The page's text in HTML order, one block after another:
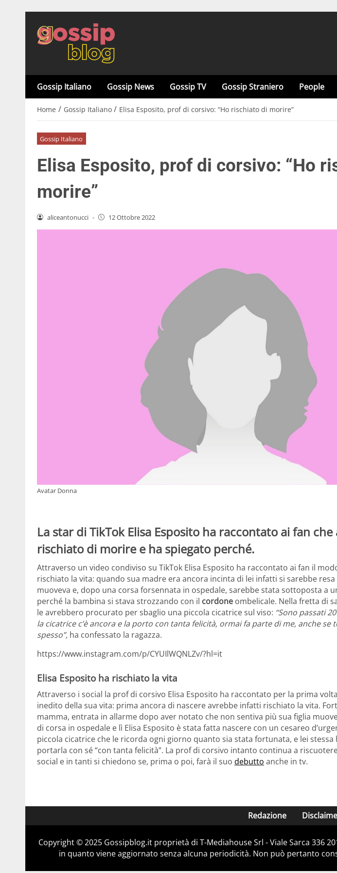
Gossip Italiano Gossip News Gossip TV Gossip Straniero People
Home / Gossip Italiano / Elisa Esposito, prof di corsivo: “Ho rischiato di morire”
Gossip Italiano
Elisa Esposito, prof di corsivo: “Ho
morire”
aliceantonucci - 12 Ottobre 2022
Avatar Donna
La star di TikTok Elisa Esposito ha raccontato ai fan
rischiato di morire e ha spiegato perché.
Attraverso un video condiviso su TikTok Elisa Esposito ha raccontato ai fan il
rischiato la vita: quando sua madre era ancora incinta di lei infatti si sarebbe
muoveva e, dopo una corsa forsennata in ospedale, sarebbe stata sottoposta a
perché la bambina si stava strozzando con il cordone ombelicale. Nella fretta di
le avrebbero procurato per sbaglio una piccola cicatrice sul viso: “Sono passati
la cicatrice c’è ancora e la porto con tanta felicità, ormai fa parte di me, anche se
spesso”, ha confessato la ragazza.
https://www.instagram.com/p/CYUIlWQNLZv/?hl=it
Elisa Esposito ha rischiato la vita
Attraverso i social la prof di corsivo Elisa Esposito ha raccontato per la prima
inedito della sua vita: prima ancora di nascere avrebbe infatti rischiato la vita.
mamma, entrata in allarme dopo aver notato che non sentiva più sua figlia
di corsa in ospedale e lì Elisa Esposito è stata fatta nascere con un cesareo
piccola cicatrice che le ricorda ogni giorno quanto sia stata fortunata, e lei stessa
portarla con sé “con tanta felicità”. La prof di corsivo intanto continua a
social e in tanti si chiedono se, prima o poi, farà il suo debutto anche in tv.
Redazione
Copyright © 2025 Gossipblog.it proprietà di T-Mediahouse Srl - Viale Sarca 336
in quanto viene aggiornato senza alcuna periodicità. Non può pertanto